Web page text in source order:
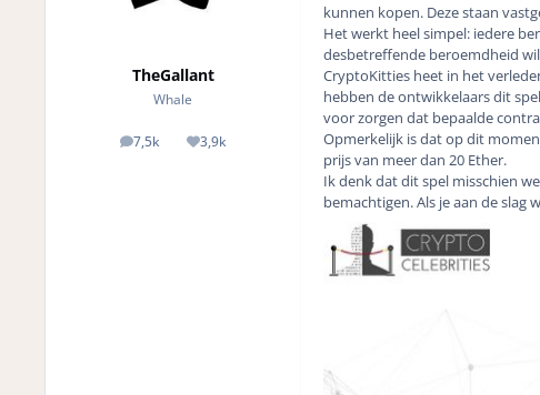
TheGallant
Whale
7,5k
posts 3,9k
Reputation
kunnen kopen. Deze staan
Het werkt heel simpel: iedere
desbetreffende beroemdheid
CryptoKitties heet in het
hebben de ontwikkelaars dit
voor zorgen dat bepaalde
Opmerkelijk is dat op dit
prijs van meer dan 20 Ether.
Ik denk dat dit spel misschien
bemachtigen. Als je aan de slag